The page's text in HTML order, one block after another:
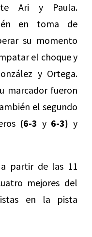
Ari y Paula.
en toma de
su momento
el choque y
y Ortega.
marcador fueron
el segundo
(6-3 y 6-3) y
partir de las 11
mejores del
en la pista